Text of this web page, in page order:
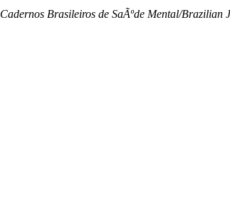
Cadernos Brasileiros de SaÃºde Mental/